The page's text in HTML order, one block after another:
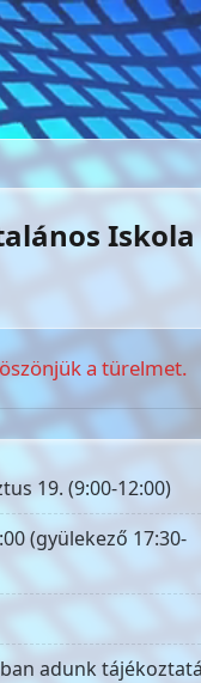
Iskola
a türelmet.
19. (9:00-12:00)
(gyülekező 17:30-
adunk